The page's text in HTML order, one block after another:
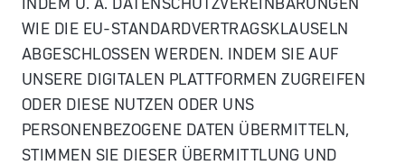
WIE DIE EU-STANDARDVERTRAGSKLAUSELN
ABGESCHLOSSEN WERDEN. INDEM SIE AUF
UNSERE DIGITALEN PLATTFORMEN ZUGREIFEN
ODER DIESE NUTZEN ODER UNS
PERSONENBEZOGENE DATEN ÜBERMITTELN,
STIMMEN SIE DIESER ÜBERMITTLUNG UND